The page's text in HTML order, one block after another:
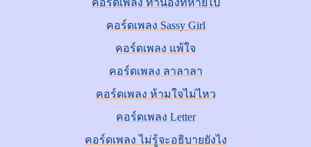
คอร์ดเพลง ทำนองที่หายไป
คอร์ดเพลง Sassy Girl
คอร์ดเพลง แพ้ใจ
คอร์ดเพลง ลาลาลา
คอร์ดเพลง ห้ามใจไม่ไหว
คอร์ดเพลง Letter
คอร์ดเพลง ไม่รู้จะอธิบายยังไง